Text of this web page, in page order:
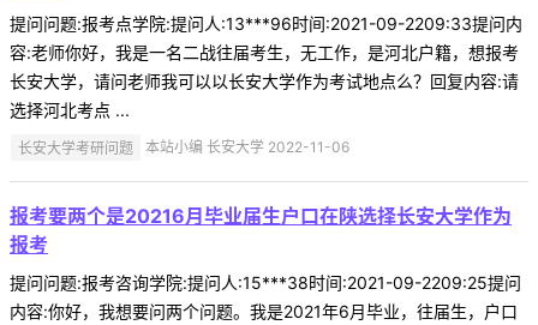
提问问题:报考点学院:提问人:13***96时间:2021-09-2209:33提问内
容:老师你好，我是一名二战往届考生，无工作，是河北户籍，想报考
长安大学，请问老师我可以以长安大学作为考试地点么？回复内容:请
选择河北考点 ...
长安大学考研问题 本站小编 长安大学 2022-11-06
报考要两个是20216月毕业届生户口在陕选择长安大学作为
报考
提问问题:报考咨询学院:提问人:15***38时间:2021-09-2209:25提问
内容:你好，我想要问两个问题。我是2021年6月毕业，往届生，户口